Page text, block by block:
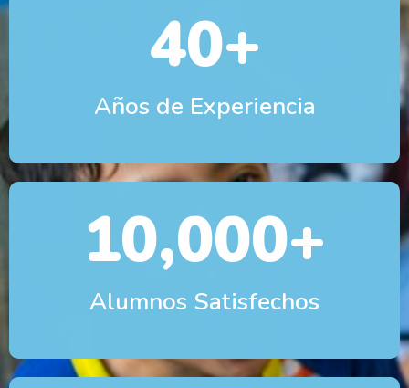
Años de Experiencia
40+
Alumnos Satisfechos
10,000+